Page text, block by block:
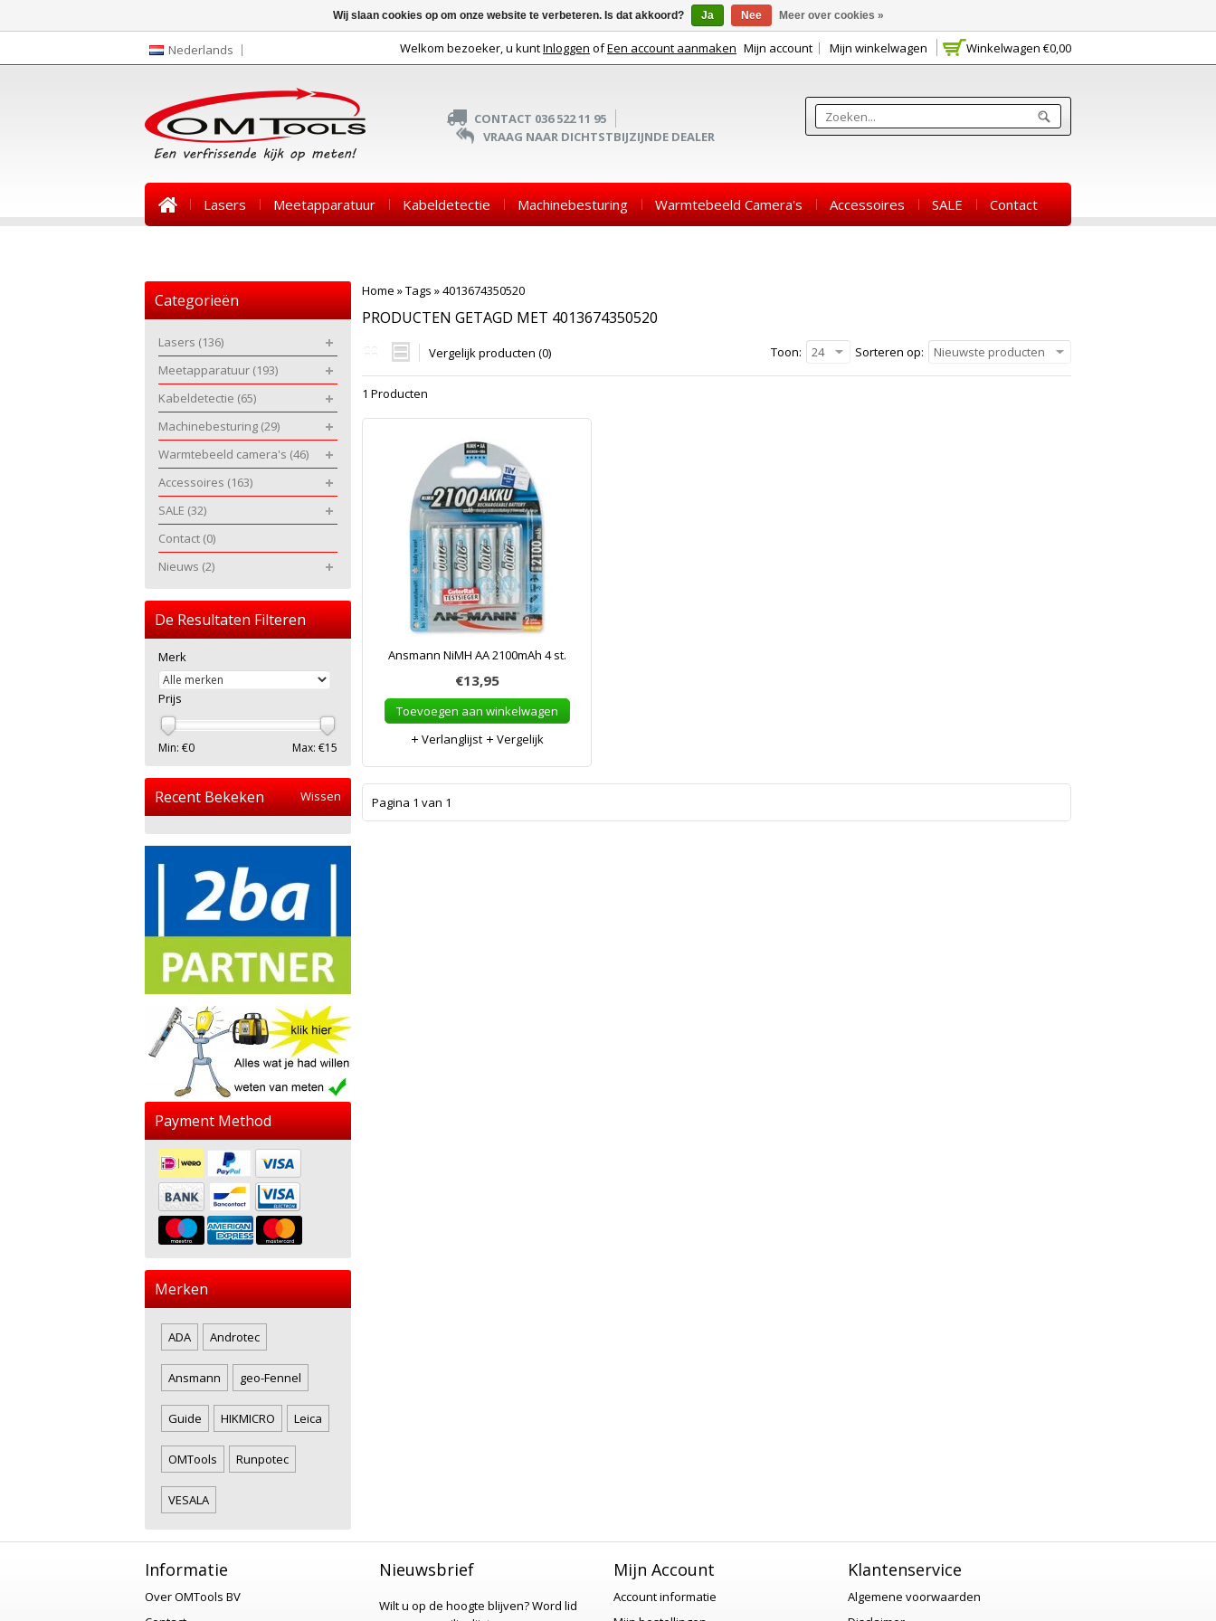
Nederlands Winkelwagen €0,00
Welkom bezoeker, u kuntInloggen ofEen account aanmaken Mijn account Mijn winkelwagen
CONTACT 036 522 11 95
VRAAG NAAR DICHTSTBIJZIJNDE DEALER
Lasers Meetapparatuur Kabeldetectie Machinebesturing Warmtebeeld Camera's Accessoires SALE Contact
Home »Tags »4013674350520
PRODUCTEN GETAGD MET 4013674350520
Vergelijk producten (0) Sorteren op: Nieuwste producten
Toon: 24
1 Producten
Ansmann NiMH AA 2100mAh 4 st.
€13,95
Toevoegen aan winkelwagen
Verlanglijst
Vergelijk
Pagina 1 van 1
Categorieën
Lasers (136)
Meetapparatuur (193)
Kabeldetectie (65)
Machinebesturing (29)
Warmtebeeld camera's (46)
Accessoires (163)
SALE (32)
Contact (0)
Nieuws (2)
De Resultaten Filteren
Merk
Prijs
Min: €0 Max: €15
Recent Bekeken Wissen
Payment Method
Merken
ADA Androtec
Ansmann geo-Fennel
Guide HIKMICRO Leica
OMTools Runpotec
VESALA
Informatie
Over OMTools BV
Nieuwsbrief
Wilt u op de hoogte blijven?Word lid
Mijn Account
Account informatie
Klantenservice
Algemene voorwaarden
Wij slaan cookies op om onze website te verbeteren. Is dat akkoord? Ja Nee Meer over cookies »